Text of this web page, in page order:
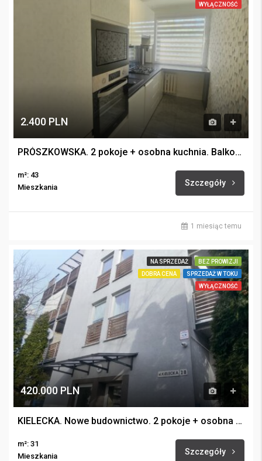
WYŁĄCZNOŚĆ
2.400 PLN
PRÓSZKOWSKA. 2 pokoje + osobna kuchnia. Balkon. I piętro. Winda.
m²: 43
Mieszkania
Szczegóły
1 miesiąc temu
NA SPRZEDAŻ
BEZ PROWIZJI
DOBRA CENA
SPRZEDAŻ W TOKU
WYŁĄCZNOŚĆ
420.000 PLN
KIELECKA. Nowe budownictwo. 2 pokoje + osobna kuchnia.
m²: 31
Mieszkania
Szczegóły